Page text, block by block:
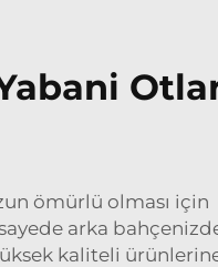
ömürlü olması için
arka
kaliteli